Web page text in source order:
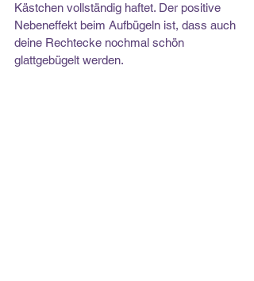
Kästchen vollständig haftet. Der positive
Nebeneffekt beim Aufbügeln ist, dass auch
deine Rechtecke nochmal schön
glattgebügelt werden.